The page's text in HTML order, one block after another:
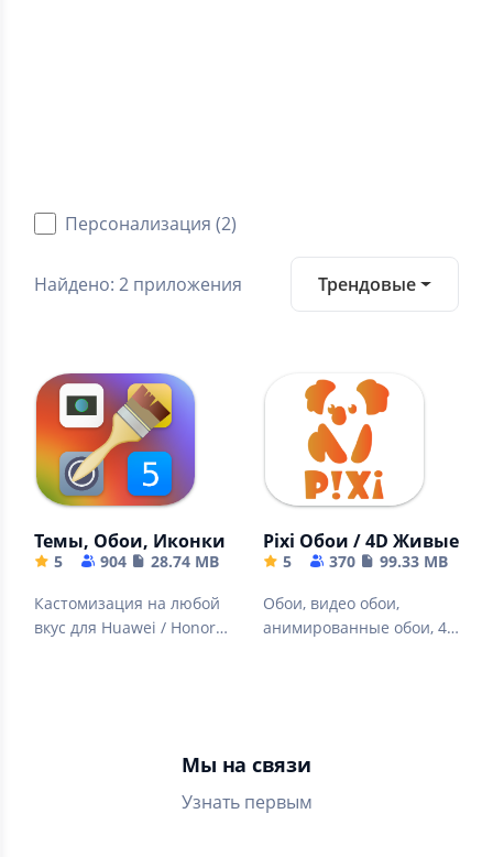
Персонализация (2)
Найдено: 2 приложения Трендовые
Темы, Обои, Иконки
5 904
28.74 MB
Кастомизация на любой
вкус для Huawei / Honor /
Pixi Обои / 4D Живые
5 370
99.33 MB
Обои, видео обои,
анимированные обои, 4D
Мы на связи
Узнать первым